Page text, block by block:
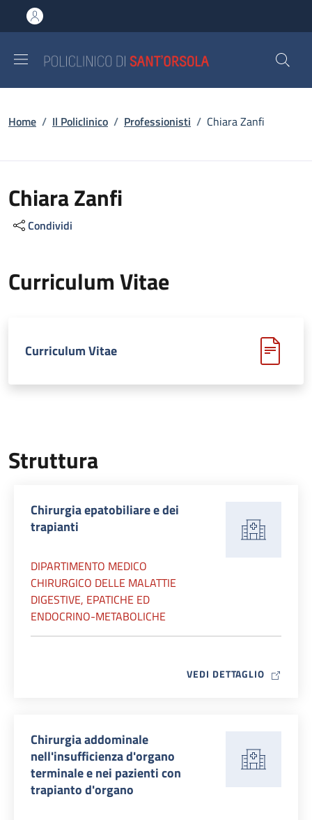
al contenuto principale
to footer content
Briciole di pane
Home / Il Policlinico / Professionisti / Chiara Zanfi
Chiara Zanfi
Condividi
Curriculum Vitae
Curriculum Vitae
Struttura
Chirurgia epatobiliare e dei
trapianti
DIPARTIMENTO MEDICO
CHIRURGICO DELLE MALATTIE
DIGESTIVE, EPATICHE ED
ENDOCRINO-METABOLICHE
VEDI DETTAGLIO MAP ICON
Chirurgia addominale
nell'insufficienza d'organo
terminale e nei pazienti con
trapianto d'organo